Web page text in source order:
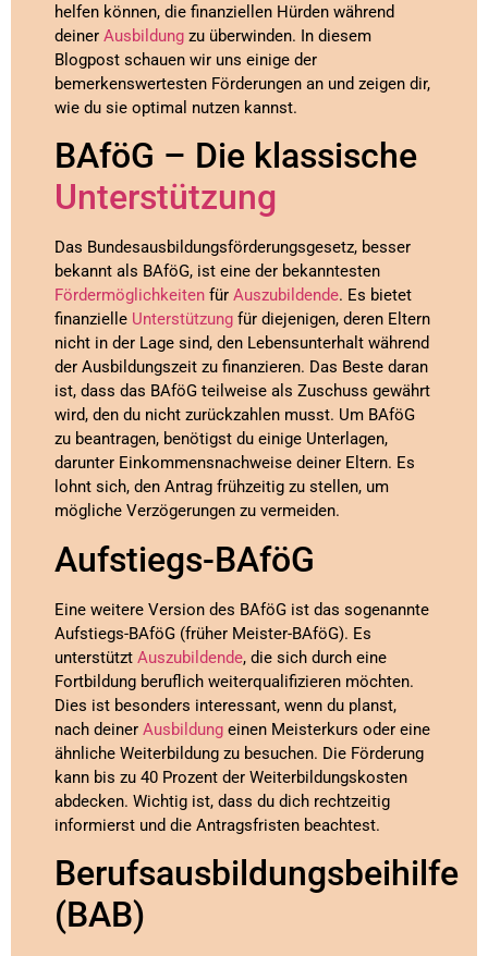
helfen können, die finanziellen Hürden während
deiner Ausbildung zu überwinden. In diesem
Blogpost schauen wir uns einige der
bemerkenswertesten Förderungen an und zeigen dir,
wie du sie optimal nutzen kannst.
BAföG – Die klassische
Unterstützung
Das Bundesausbildungsförderungsgesetz, besser
bekannt als BAföG, ist eine der bekanntesten
Fördermöglichkeiten für Auszubildende. Es bietet
finanzielle Unterstützung für diejenigen, deren Eltern
nicht in der Lage sind, den Lebensunterhalt während
der Ausbildungszeit zu finanzieren. Das Beste daran
ist, dass das BAföG teilweise als Zuschuss gewährt
wird, den du nicht zurückzahlen musst. Um BAföG
zu beantragen, benötigst du einige Unterlagen,
darunter Einkommensnachweise deiner Eltern. Es
lohnt sich, den Antrag frühzeitig zu stellen, um
mögliche Verzögerungen zu vermeiden.
Aufstiegs-BAföG
Eine weitere Version des BAföG ist das sogenannte
Aufstiegs-BAföG (früher Meister-BAföG). Es
unterstützt Auszubildende, die sich durch eine
Fortbildung beruflich weiterqualifizieren möchten.
Dies ist besonders interessant, wenn du planst,
nach deiner Ausbildung einen Meisterkurs oder eine
ähnliche Weiterbildung zu besuchen. Die Förderung
kann bis zu 40 Prozent der Weiterbildungskosten
abdecken. Wichtig ist, dass du dich rechtzeitig
informierst und die Antragsfristen beachtest.
Berufsausbildungsbeihilfe
(BAB)